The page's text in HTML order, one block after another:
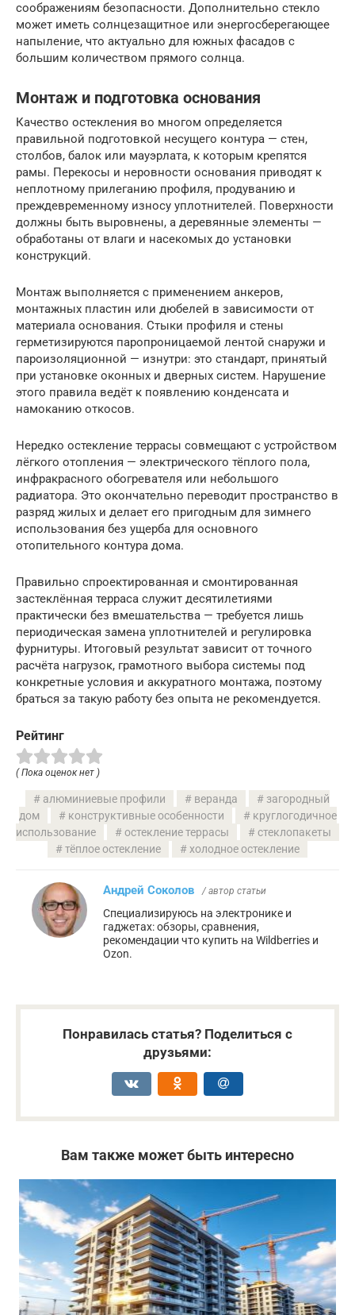
соображениям безопасности. Дополнительно стекло
может иметь солнцезащитное или энергосберегающее
напыление, что актуально для южных фасадов с
большим количеством прямого солнца.
Монтаж и подготовка основания
Качество остекления во многом определяется
правильной подготовкой несущего контура — стен,
столбов, балок или мауэрлата, к которым крепятся
рамы. Перекосы и неровности основания приводят к
неплотному прилеганию профиля, продуванию и
преждевременному износу уплотнителей. Поверхности
должны быть выровнены, а деревянные элементы —
обработаны от влаги и насекомых до установки
конструкций.
Монтаж выполняется с применением анкеров,
монтажных пластин или дюбелей в зависимости от
материала основания. Стыки профиля и стены
герметизируются паропроницаемой лентой снаружи и
пароизоляционной — изнутри: это стандарт, принятый
при установке оконных и дверных систем. Нарушение
этого правила ведёт к появлению конденсата и
намоканию откосов.
Нередко остекление террасы совмещают с устройством
лёгкого отопления — электрического тёплого пола,
инфракрасного обогревателя или небольшого
радиатора. Это окончательно переводит пространство в
разряд жилых и делает его пригодным для зимнего
использования без ущерба для основного
отопительного контура дома.
Правильно спроектированная и смонтированная
застеклённая терраса служит десятилетиями
практически без вмешательства — требуется лишь
периодическая замена уплотнителей и регулировка
фурнитуры. Итоговый результат зависит от точного
расчёта нагрузок, грамотного выбора системы под
конкретные условия и аккуратного монтажа, поэтому
браться за такую работу без опыта не рекомендуется.
Рейтинг
( Пока оценок нет )
алюминиевые профили веранда
загородный
дом
конструктивные особенности
круглогодичное
использование
остекление террасы
стеклопакеты
тёплое остекление
холодное остекление
Андрей Соколов / автор статьи
Специализируюсь на электронике и
гаджетах: обзоры, сравнения,
рекомендации что купить на Wildberries и
Ozon.
Понравилась статья? Поделиться с
друзьями:
Вам также может быть интересно